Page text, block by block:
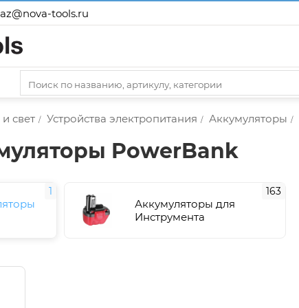
tools.ru
свет / Устройства электропитания / Аккумуляторы /
PowerBank
1
Аккумуляторы для
Инструмента
163